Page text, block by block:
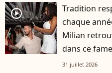
player2
Tradition
chaque
Milian
dans ce
31 juillet 2026